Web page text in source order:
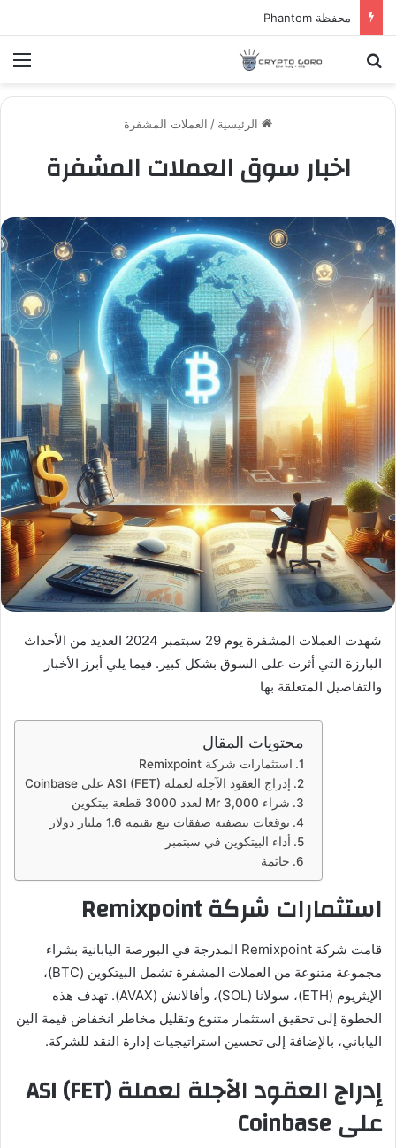
محفظة Phantom
بحث عن
الرئيسية / العملات المشفرة
اخبار سوق العملات المشفرة
شهدت العملات المشفرة يوم 29 سبتمبر 2024 العديد من الأحداث
البارزة التي أثرت على السوق بشكل كبير. فيما يلي أبرز الأخبار
والتفاصيل المتعلقة بها
محتويات المقال
استثمارات شركة Remixpoint
إدراج العقود الآجلة لعملة ASI (FET) على Coinbase
شراء Mr 3,000 لعدد 3000 قطعة بيتكوين
توقعات بتصفية صفقات بيع بقيمة 1.6 مليار دولار
أداء البيتكوين في سبتمبر
خاتمة
استثمارات شركة Remixpoint
قامت شركة Remixpoint المدرجة في البورصة اليابانية بشراء
مجموعة متنوعة من العملات المشفرة تشمل البيتكوين (BTC)،
الإيثريوم (ETH)، سولانا (SOL)، وأفالانش (AVAX). تهدف هذه
الخطوة إلى تحقيق استثمار متنوع وتقليل مخاطر انخفاض قيمة الين
الياباني، بالإضافة إلى تحسين استراتيجيات إدارة النقد للشركة.
إدراج العقود الآجلة لعملة ASI (FET)
على Coinbase